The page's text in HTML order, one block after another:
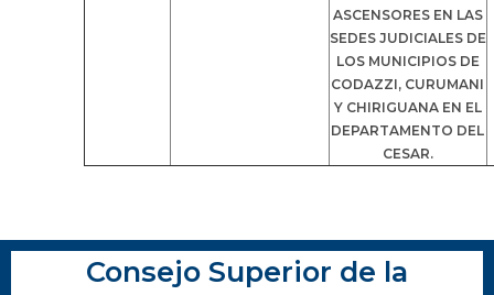
ASCENSORES EN LAS
SEDES JUDICIALES DE
LOS MUNICIPIOS DE
CODAZZI, CURUMANI
Y CHIRIGUANA EN EL
DEPARTAMENTO DEL
CESAR.
Consejo Superior de la